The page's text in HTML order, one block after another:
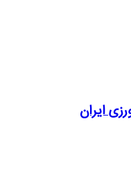
ایران